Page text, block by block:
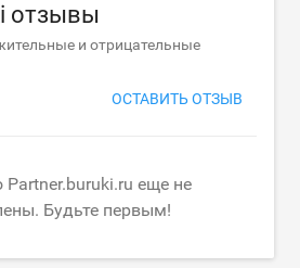
отзывы
и отрицательные
ОСТАВИТЬ ОТЗЫВ
еще не
Будьте первым!